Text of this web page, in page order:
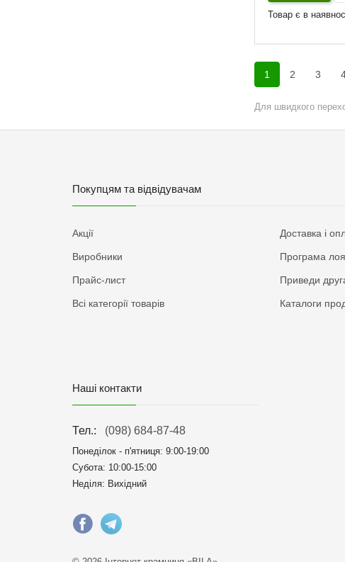
Товар є в
1 2 3
Для швидкого
Покупцям та відвідувачам
Акції
Виробники
Прайс-лист
Всі категорії товарів
Доставка і
Програма
Приведи
Каталоги
Наші контакти
Тел.: (098) 684-87-48
Понеділок - п'ятниця: 9:00-19:00
Субота: 10:00-15:00
Неділя: Вихідний